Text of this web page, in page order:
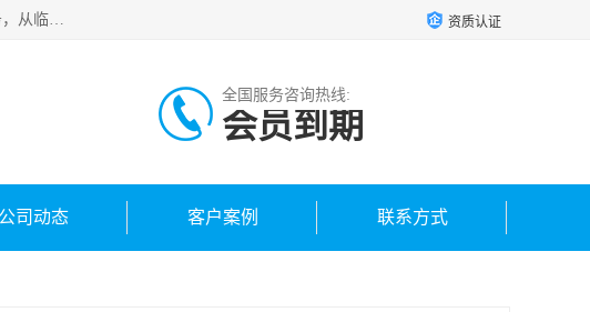
武汉生命之源文化有限公司，秉持着对生命的敬重与关怀，专注于殡葬服务领域。我们提供全方位的武汉殡葬一条龙服务，从临终关怀开始，到后事的妥善处理，每个环节都精心安排。专业团队严格依照规范，为逝者净身、穿衣，庄重地接运遗体，提供优质的遗体整理与妆扮服务。告别仪式策划、火化手续办理以及骨灰安置等事务，也都有专人协助。 资质认证
全国服务咨询热线:
会员到期
公司动态 客户案例 联系方式